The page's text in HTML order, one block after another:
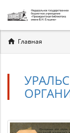
Вы
здесь
Главная